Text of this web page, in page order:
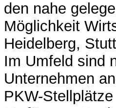
den nahe
Möglichkeit
Heidelberg,
Im Umfeld sind
Unternehmen
PKW-